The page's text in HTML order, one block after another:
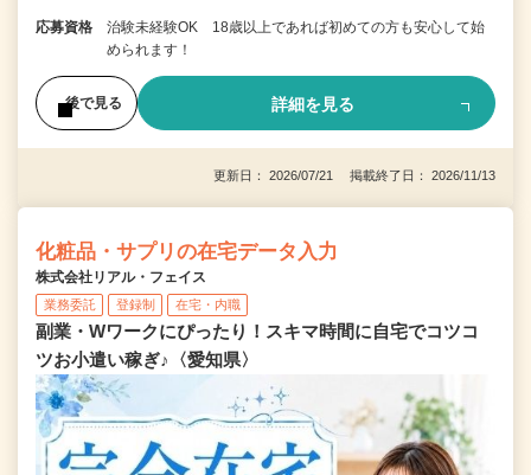
応募資格
治験未経験OK 18歳以上であれば初めての方も安心して始
められます！
後で見る 詳細を見る
更新日： 2026/07/21 掲載終了日： 2026/11/13
化粧品・サプリの在宅データ入力
株式会社リアル・フェイス
業務委託 登録制 在宅・内職
副業・Wワークにぴったり！スキマ時間に自宅でコツコ
ツお小遣い稼ぎ♪〈愛知県〉